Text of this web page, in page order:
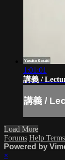
1:01:01
講義 /
講義 /
Load More
Forums Help Terms
Powered by
×